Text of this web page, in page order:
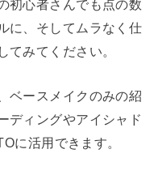
初心者さんでも点の数
に、そしてムラなく仕
てみてください。
ベースメイクのみの紹
ディングやアイシャド
に活用できます。